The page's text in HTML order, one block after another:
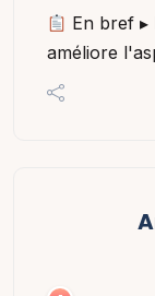
En bref ▸
améliore